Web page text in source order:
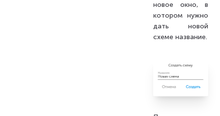
новое окно, в
котором нужно
дать новой
схеме название.